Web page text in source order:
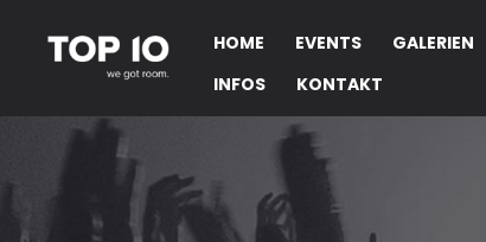
HOME EVENTS GALERIEN
INFOS
KONTAKT